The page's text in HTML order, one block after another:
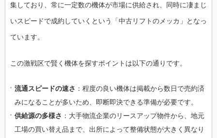
集しており、常に一定数の機体が市場に供給され、同時に凄まじ
いスピードで成約していくという「中古リフトのメッカ」となっ
ています。
この激戦区で賢く機体を探すポイントは以下の通りです。
流通スピードの速さ ：程度の良い機体は掲載から数日で売約済
みになることが多いため、即断即決できる準備が必要です。
供給源の多様さ ：大手物流企業のリースアップ物件から、地元
工場の買い替え品まで、出所によって整備状態が大きく異なり